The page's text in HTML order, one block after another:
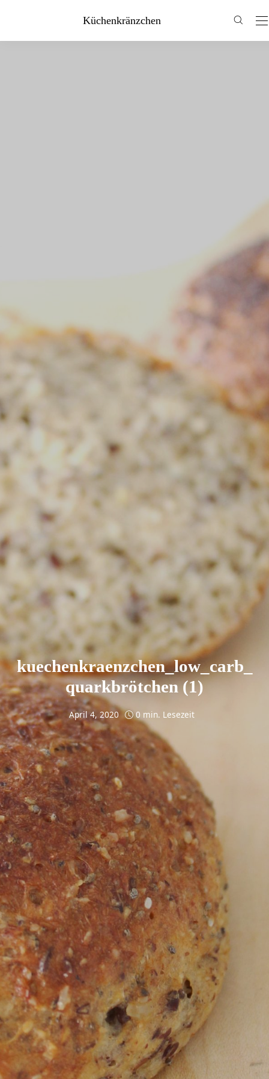
Küchenkränzchen
kuechenkraenzchen_low_carb_
quarkbrötchen (1)
April 4, 2020 0 min. Lesezeit